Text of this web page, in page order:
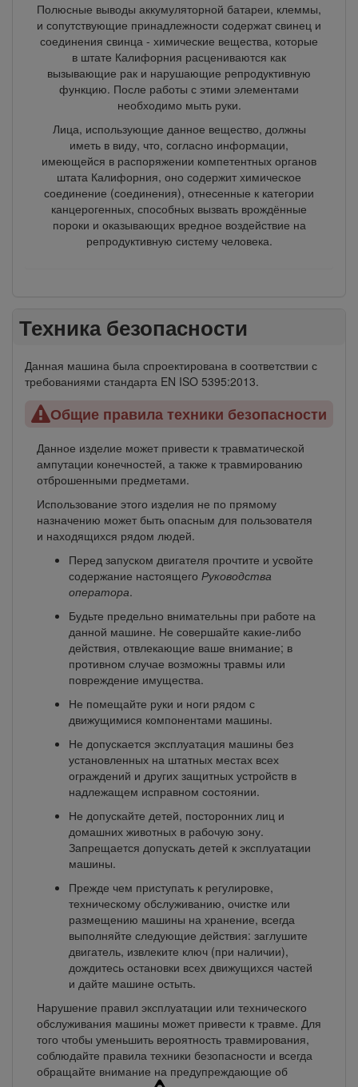
Полюсные выводы аккумуляторной батареи, клеммы,
и сопутствующие принадлежности содержат свинец и
соединения свинца - химические вещества, которые
в штате Калифорния расцениваются как
вызывающие рак и нарушающие репродуктивную
функцию. После работы с этими элементами
необходимо мыть руки.
Лица, использующие данное вещество, должны
иметь в виду, что, согласно информации,
имеющейся в распоряжении компетентных органов
штата Калифорния, оно содержит химическое
соединение (соединения), отнесенные к категории
канцерогенных, способных вызвать врождённые
пороки и оказывающих вредное воздействие на
репродуктивную систему человека.
Техника безопасности
Данная машина была спроектирована в соответствии с
требованиями стандарта EN ISO 5395:2013.
Общие правила техники безопасности
Данное изделие может привести к травматической
ампутации конечностей, а также к травмированию
отброшенными предметами.
Использование этого изделия не по прямому
назначению может быть опасным для пользователя
и находящихся рядом людей.
Перед запуском двигателя прочтите и усвойте
содержание настоящего Руководства
оператора.
Будьте предельно внимательны при работе на
данной машине. Не совершайте какие-либо
действия, отвлекающие ваше внимание; в
противном случае возможны травмы или
повреждение имущества.
Не помещайте руки и ноги рядом с
движущимися компонентами машины.
Не допускается эксплуатация машины без
установленных на штатных местах всех
ограждений и других защитных устройств в
надлежащем исправном состоянии.
Не допускайте детей, посторонних лиц и
домашних животных в рабочую зону.
Запрещается допускать детей к эксплуатации
машины.
Прежде чем приступать к регулировке,
техническому обслуживанию, очистке или
размещению машины на хранение, всегда
выполняйте следующие действия: заглушите
двигатель, извлеките ключ (при наличии),
дождитесь остановки всех движущихся частей
и дайте машине остыть.
Нарушение правил эксплуатации или технического
обслуживания машины может привести к травме. Для
того чтобы уменьшить вероятность травмирования,
соблюдайте правила техники безопасности и всегда
обращайте внимание на предупреждающие об